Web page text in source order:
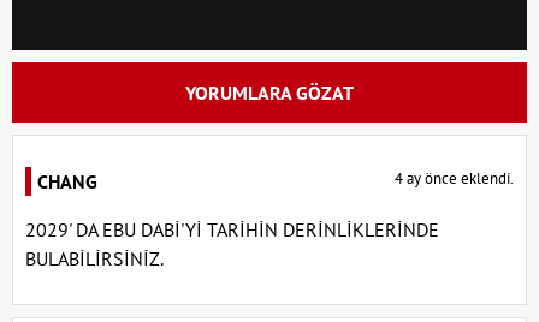
YORUMLARA GÖZAT
CHANG 4 ay önce eklendi.
2029' DA EBU DABİ'Yİ TARİHİN DERİNLİKLERİNDE
BULABİLİRSİNİZ.